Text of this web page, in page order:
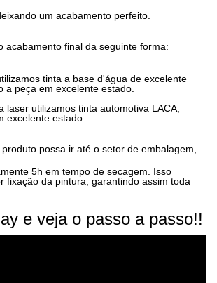
um acabamento perfeito.
acabamento final da seguinte forma:
tinta a base d'água de excelente
a peça em excelente estado.
laser utilizamos tinta automotiva LACA,
excelente estado.
possa ir até o setor de embalagem,
5h em tempo de secagem. Isso
fixação da pintura, garantindo assim toda
e veja o passo a passo!!